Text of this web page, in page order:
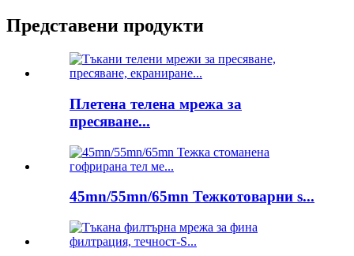
Представени продукти
Плетена телена мрежа за
пресяване...
45mn/55mn/65mn Тежкотоварни s...